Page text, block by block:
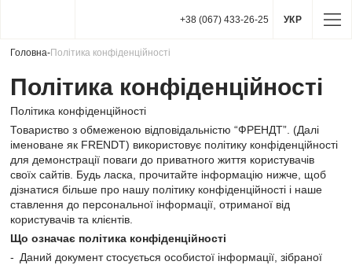
+38 (067) 433-26-25 УКР
Головна-Політика конфіденційності
Політика конфіденційності
Політика конфіденційності
Товариство з обмеженою відповідальністю “ФРЕНДТ”. (Далі
іменоване як FRENDT) використовує політику конфіденційності
для демонстрації поваги до приватного життя користувачів
своїх сайтів. Будь ласка, прочитайте інформацію нижче, щоб
дізнатися більше про нашу політику конфіденційності і наше
ставлення до персональної інформації, отриманої від
користувачів та клієнтів.
Що означає політика конфіденційності
Даний документ стосується особистої інформації, зібраної